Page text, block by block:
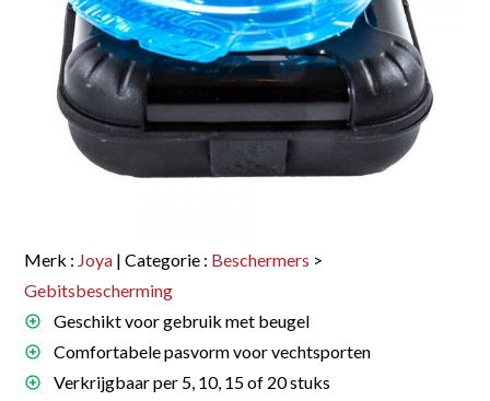
Merk : Joya | Categorie : Beschermers >
Gebitsbescherming
Geschikt voor gebruik met beugel
Comfortabele pasvorm voor vechtsporten
Verkrijgbaar per 5, 10, 15 of 20 stuks